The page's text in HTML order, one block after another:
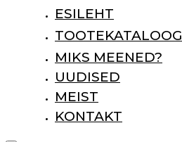
ESILEHT
TOOTEKATALOOG
MIKS MEENED?
UUDISED
MEIST
KONTAKT